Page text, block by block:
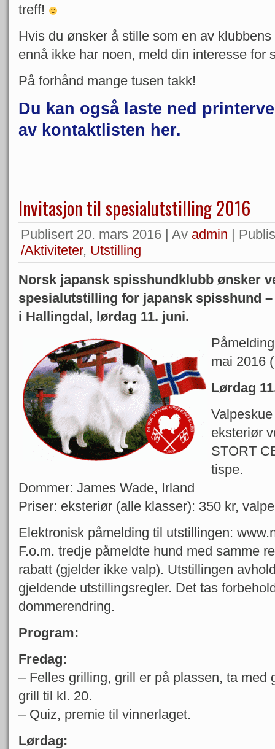
treff!
Hvis du ønsker å stille som en av
ennå ikke har noen, meld din interesse for
På forhånd mange tusen takk!
Du kan også laste ned
av kontaktlisten her.
Invitasjon til spesialutstilling 2016
Publisert 20. mars 2016 | Av admin |
/Aktiviteter, Utstilling
Norsk japansk spisshundklubb ønsker
spesialutstilling for japansk spisshund
i Hallingdal, lørdag 11. juni.
mai 2016
Lørdag
eksteriør
STORT
tispe.
Dommer: James Wade, Irland
Priser: eksteriør (alle klasser): 350 kr,
Elektronisk påmelding til utstillingen:
F.o.m. tredje påmeldte hund med samme
rabatt (gjelder ikke valp). Utstillingen
gjeldende utstillingsregler. Det tas
dommerendring.
Program:
Fredag:
– Felles grilling, grill er på plassen, ta med
grill til kl. 20.
– Quiz, premie til vinnerlaget.
Lørdag: